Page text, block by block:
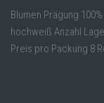
Blumen Prägung
hochweiß Anzahl
Preis pro Packung 8